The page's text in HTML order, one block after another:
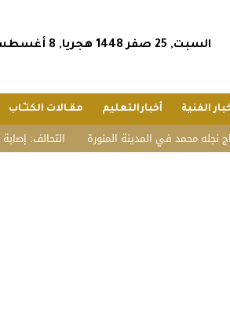
السبت, 25 صفر 1448 هجريا, 8 أغسطس 2026 ميلاديا.
الفنية أخبارالتعليم مقـالات الكتـّـاب
التحالف: إصابة 11 مدنيًا في نجران إثر اعتداء حوثي استهدف الأعيان المدنية في المدينة المنورة